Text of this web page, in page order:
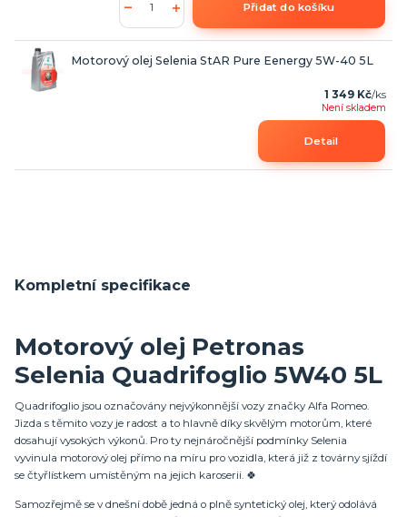
Přidat do košíku
Motorový olej Selenia StAR Pure Eenergy 5W-40 5L
1 349 Kč/ks
Není skladem
Detail
Kompletní specifikace
Motorový olej Petronas
Selenia Quadrifoglio 5W40 5L
Quadrifoglio jsou označovány nejvýkonnější vozy značky Alfa Romeo.
Jizda s těmito vozy je radost a to hlavně díky skvělým motorům, které
dosahují vysokých výkonů. Pro ty nejnáročnější podmínky Selenia
vyvinula motorový olej přímo na míru pro vozidla, která již z továrny sjíždí
se čtyřlístkem umístěným na jejich karoserii. 🍀
Samozřejmě se v dnešní době jedná o plně syntetický olej, který odolává